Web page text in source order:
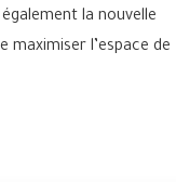
la nouvelle
maximiser l’espace de